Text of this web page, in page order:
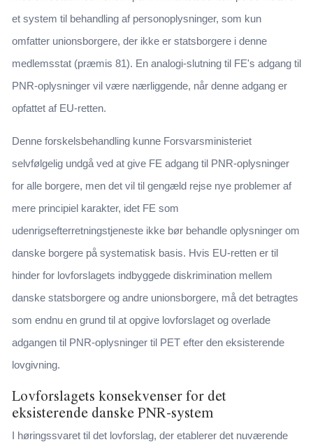
et system til behandling af personoplysninger, som kun
omfatter unionsborgere, der ikke er statsborgere i denne
medlemsstat (præmis 81). En analogi-slutning til FE's adgang til
PNR-oplysninger vil være nærliggende, når denne adgang er
opfattet af EU-retten.
Denne forskelsbehandling kunne Forsvarsministeriet
selvfølgelig undgå ved at give FE adgang til PNR-oplysninger
for alle borgere, men det vil til gengæld rejse nye problemer af
mere principiel karakter, idet FE som
udenrigsefterretningstjeneste ikke bør behandle oplysninger om
danske borgere på systematisk basis. Hvis EU-retten er til
hinder for lovforslagets indbyggede diskrimination mellem
danske statsborgere og andre unionsborgere, må det betragtes
som endnu en grund til at opgive lovforslaget og overlade
adgangen til PNR-oplysninger til PET efter den eksisterende
lovgivning.
Lovforslagets konsekvenser for det
eksisterende danske PNR-system
I høringssvaret til det lovforslag, der etablerer det nuværende